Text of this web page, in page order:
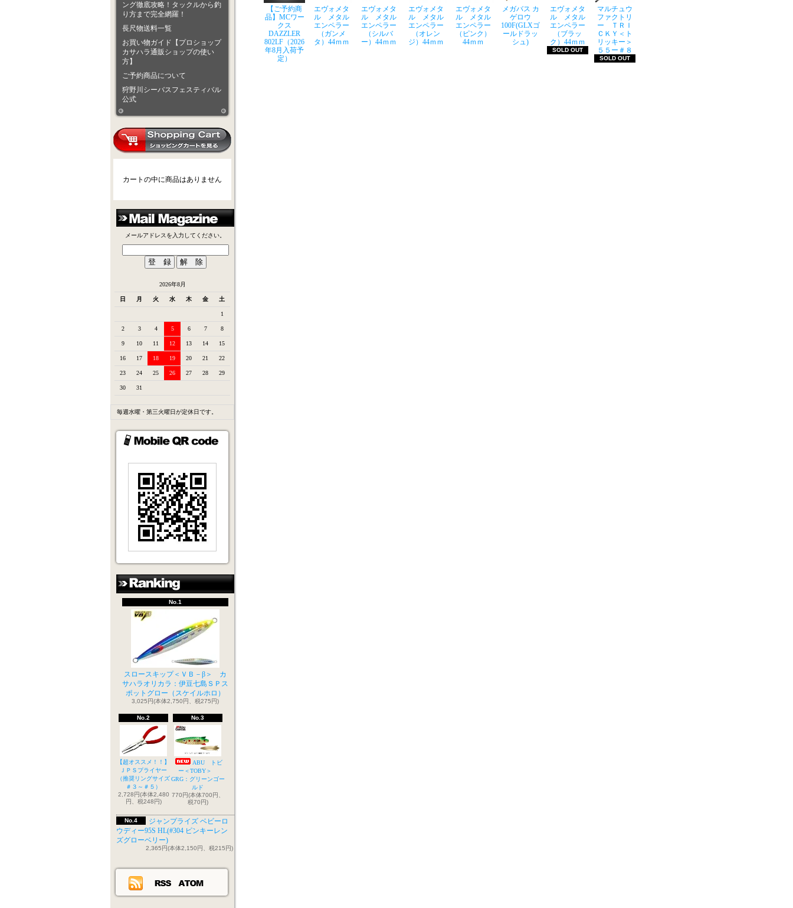
ング徹底攻略！タックルから釣
り方まで完全網羅！
長尺物送料一覧
お買い物ガイド【プロショップ
カサハラ通販ショップの使い
方】
ご予約商品について
狩野川シーバスフェスティバル
公式
カートの中に商品はありません
メールアドレスを入力してください。
2026年8月
日 月 火 水 木 金 土
1
2 3 4 5 6 7 8
9 10 11 12 13 14 15
16 17 18 19 20 21 22
23 24 25 26 27 28 29
30 31
毎週水曜・第三火曜日が定休日です。
No.1
スロースキップ＜ＶＢ－β＞ カ
サハラオリカラ：伊豆七島ＳＰス
ポットグロー（スケイルホロ）
3,025円(本体2,750円、税275円)
No.2
【超オススメ！！】
ＪＰＳプライヤー
（推奨リングサイズ
＃３～＃５）
2,728円(本体2,480
円、税248円)
No.3
ABU トビ
ー＜TOBY＞
GRG：グリーンゴー
ルド
770円(本体700円、
税70円)
No.4
ジャンプライズ ベビーロ
ウディー95S HL(#304 ピンキーレン
ズグローベリー)
2,365円(本体2,150円、税215円)
【ご予約商
品】MCワー
クス
DAZZLER
802LF（2026
年8月入荷予
定）
エヴォメタ
ル メタル
エンペラー
（ガンメ
タ）44ｍｍ
エヴォメタ
ル メタル
エンペラー
（シルバ
ー）44ｍｍ
エヴォメタ
ル メタル
エンペラー
（オレン
ジ）44ｍｍ
エヴォメタ
ル メタル
エンペラー
（ピンク）
44ｍｍ
メガバス カ
ゲロウ
100F(GLXゴ
ールドラッ
シュ)
エヴォメタ
ル メタル
エンペラー
（ブラッ
ク）44ｍｍ
SOLD OUT
マルチュウ
ファクトリ
ー ＴＲＩ
ＣＫＹ＜ト
リッキー＞
５５ー＃８
SOLD OUT